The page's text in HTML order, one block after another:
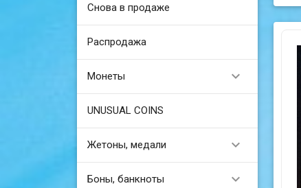
Снова в продаже
Распродажа
Монеты 
UNUSUAL COINS
Жетоны, медали 
Боны, банкноты 